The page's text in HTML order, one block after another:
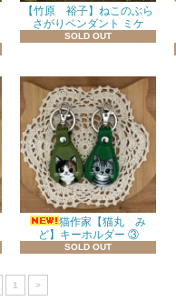
【竹原 裕子】ねこのぶら
さがりペンダント ミケ
SOLD OUT
猫作家【猫丸 み
ど】キーホルダー ③
SOLD OUT
1 >